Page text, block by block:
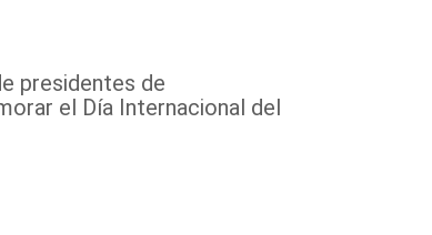
presidentes de
el Día Internacional del